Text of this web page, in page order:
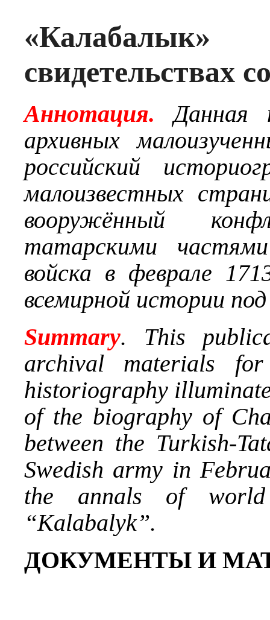
свидетельствах
Аннотация.Данная
архивных
российский
малоизвестных
вооружённый
татарскими
войска в феврале
всемирной истории
Summary. This
archival materials
historiography
of the biography of
between the Turkish-
Swedish army in
the annals of
“Kalabalyk”.
ДОКУМЕНТЫ И